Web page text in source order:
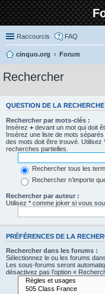
Raccourcis FAQ
cinquo.org Forum
Rechercher
QUESTION DE LA RECHERCHE
Rechercher par mots-clés :
Insérez + devant un mot qui doit
Insérez une liste de mots
des mots doit être trouvé.
recherches partielles.
Rechercher tous les
Rechercher n’importe
Rechercher par auteur :
Utilisez * comme joker si vous
PRÉFÉRENCES DE LA
Rechercher dans les forums :
Sélectionnez le ou les forums
Les sous-forums seront
désactivez pas l’option «